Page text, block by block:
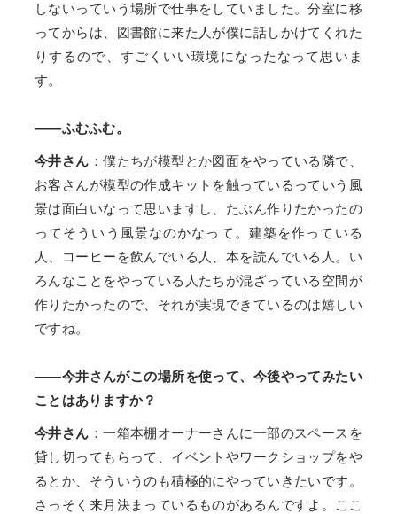
しないっていう場所で仕事をしていました。分室に移
ってからは、図書館に来た人が僕に話しかけてくれた
りするので、すごくいい環境になったなって思いま
す。
――ふむふむ。
今井さん ：僕たちが模型とか図面をやっている隣で、
お客さんが模型の作成キットを触っているっていう風
景は面白いなって思いますし、たぶん作りたかったの
ってそういう風景なのかなって。建築を作っている
人、コーヒーを飲んでいる人、本を読んでいる人。い
ろんなことをやっている人たちが混ざっている空間が
作りたかったので、それが実現できているのは嬉しい
ですね。
――今井さんがこの場所を使って、今後やってみたい
ことはありますか？
今井さん ：一箱本棚オーナーさんに一部のスペースを
貸し切ってもらって、イベントやワークショップをや
るとか、そういうのも積極的にやっていきたいです。
さっそく来月決まっているものがあるんですよ。ここ